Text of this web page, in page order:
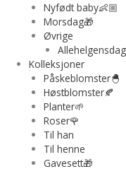
Nyfødt baby👶🏼
Morsdag🎁
Øvrige
Allehelgensdag
Kolleksjoner
Påskeblomster🐣
Høstblomster🍂
Planter🌱
Roser🌹
Til han
Til henne
Gavesett🎁